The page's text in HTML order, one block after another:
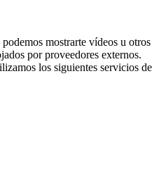
mostrarte vídeos u otros
por proveedores externos.
los siguientes servicios de